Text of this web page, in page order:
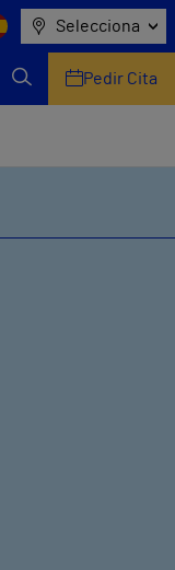
Selecciona
Pedir Cita